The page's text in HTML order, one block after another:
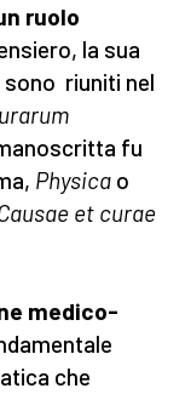
ruolo
la sua
sono riuniti nel
fu
Physica o
et curae
medico-
che